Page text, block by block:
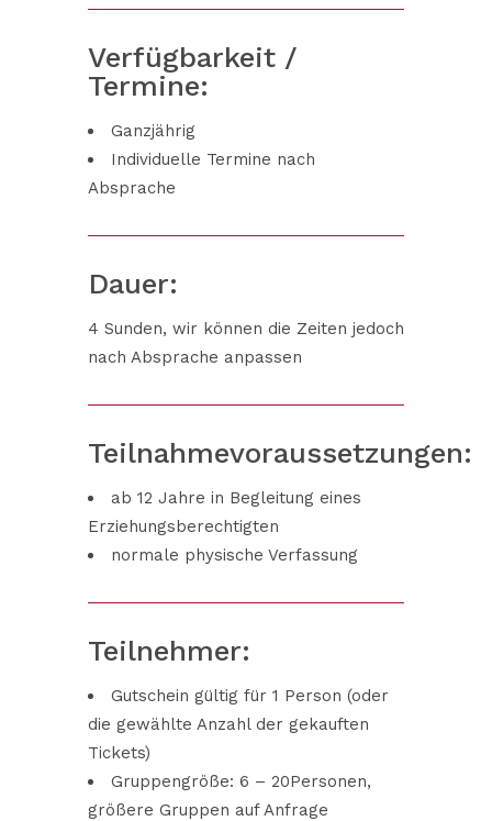
Verfügbarkeit /
Termine:
Ganzjährig
Individuelle Termine nach
Absprache
Dauer:
4 Sunden, wir können die Zeiten jedoch
nach Absprache anpassen
Teilnahmevoraussetzungen:
ab 12 Jahre in Begleitung eines
Erziehungsberechtigten
normale physische Verfassung
Teilnehmer:
Gutschein gültig für 1 Person (oder
die gewählte Anzahl der gekauften
Tickets)
Gruppengröße: 6 – 20Personen,
größere Gruppen auf Anfrage